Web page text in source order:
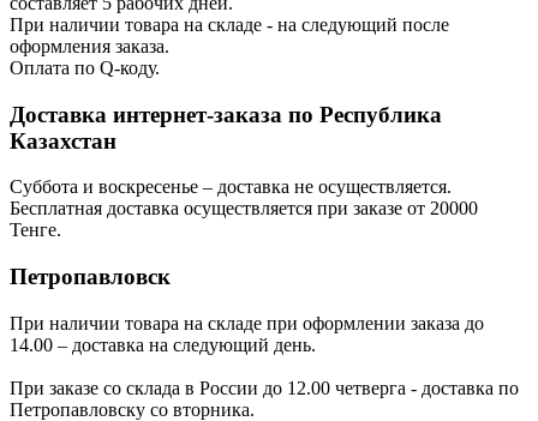
При наличии товара на складе - на следующий после
оформления заказа.
Оплата по Q-коду.
Доставка интернет-заказа по Республика
Казахстан
Суббота и воскресенье – доставка не осуществляется.
Бесплатная доставка осуществляется при заказе от 20000
Тенге.
Петропавловск
При наличии товара на складе при оформлении заказа до
14.00 – доставка на следующий день.
При заказе со склада в России до 12.00 четверга - доставка по
Петропавловску со вторника.